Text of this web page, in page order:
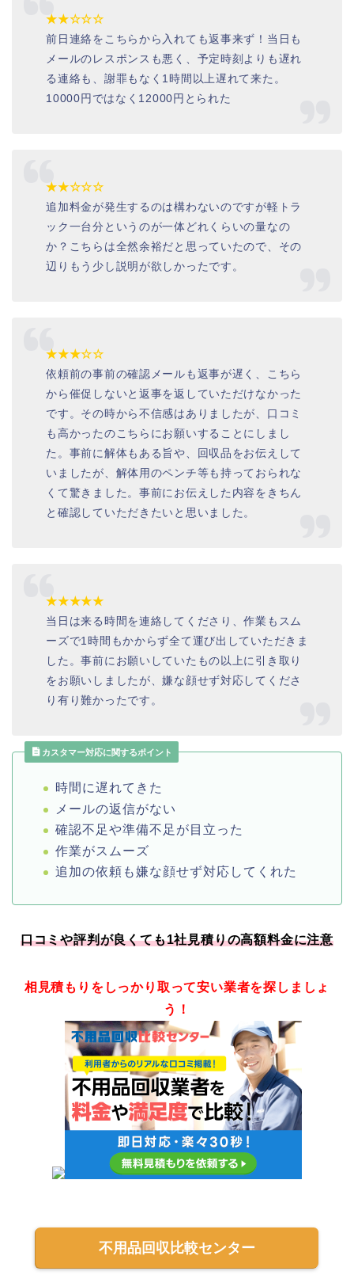
★★☆☆☆
前日連絡をこちらから入れても返事来ず！当日も
メールのレスポンスも悪く、予定時刻よりも遅れ
る連絡も、謝罪もなく 1 時間以上遅れて来た。
10000円 ではなく 12000円 とられた
★★☆☆☆
追加料金が発生するのは構わないのですが軽トラ
ック一台分というのが一体どれくらいの量なの
か？こちらは全然余裕だと思っていたので、その
辺りもう少し説明が欲しかったです。
★★★☆☆
依頼前の事前の確認メールも返事が遅く、こちら
から催促しないと返事を返していただけなかった
です。その時から不信感はありましたが、口コミ
も高かったのこちらにお願いすることにしまし
た。事前に解体もある旨や、回収品をお伝えして
いましたが、解体用のペンチ等も持っておられな
くて驚きました。事前にお伝えした内容をきちん
と確認していただきたいと思いました。
★★★★★
当日は来る時間を連絡してくださり、作業もスム
ーズで1 時間もかからず全て運び出していただきま
した。事前にお願いしていたもの以上に引き取り
をお願いしましたが、嫌な顔せず対応してくださ
り有り難かったです。
カスタマー対応に関するポイント
時間に遅れてきた
メールの返信がない
確認不足や準備不足が目立った
作業がスムーズ
追加の依頼も嫌な顔せず対応してくれた
口コミや評判が良くても1社見積りの高額料金に注意
相見積もりをしっかり取って安い業者を探しましょ
う！
不用品回収比較センター